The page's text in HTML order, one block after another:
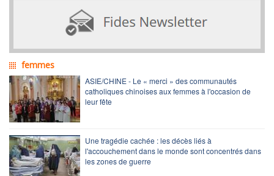
femmes
ASIE/CHINE - Le « merci » des communautés
catholiques chinoises aux femmes à l'occasion de
leur fête
Une tragédie cachée : les décès liés à
l'accouchement dans le monde sont concentrés dans
les zones de guerre